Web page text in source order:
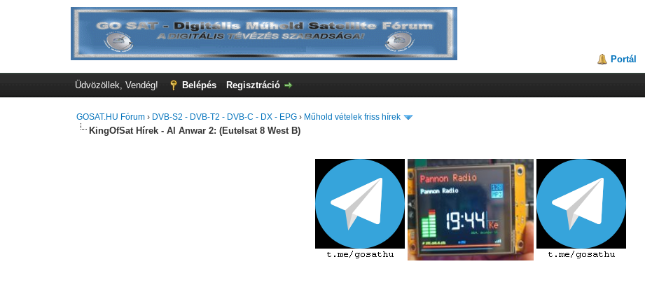
Portál
Üdvözöllek, Vendég! Belépés Regisztráció
GOSAT.HU Fórum › DVB-S2 - DVB-T2 - DVB-C - DX - EPG › Műhold vételek friss hírek
KingOfSat Hírek - Al Anwar 2: (Eutelsat 8 West B)